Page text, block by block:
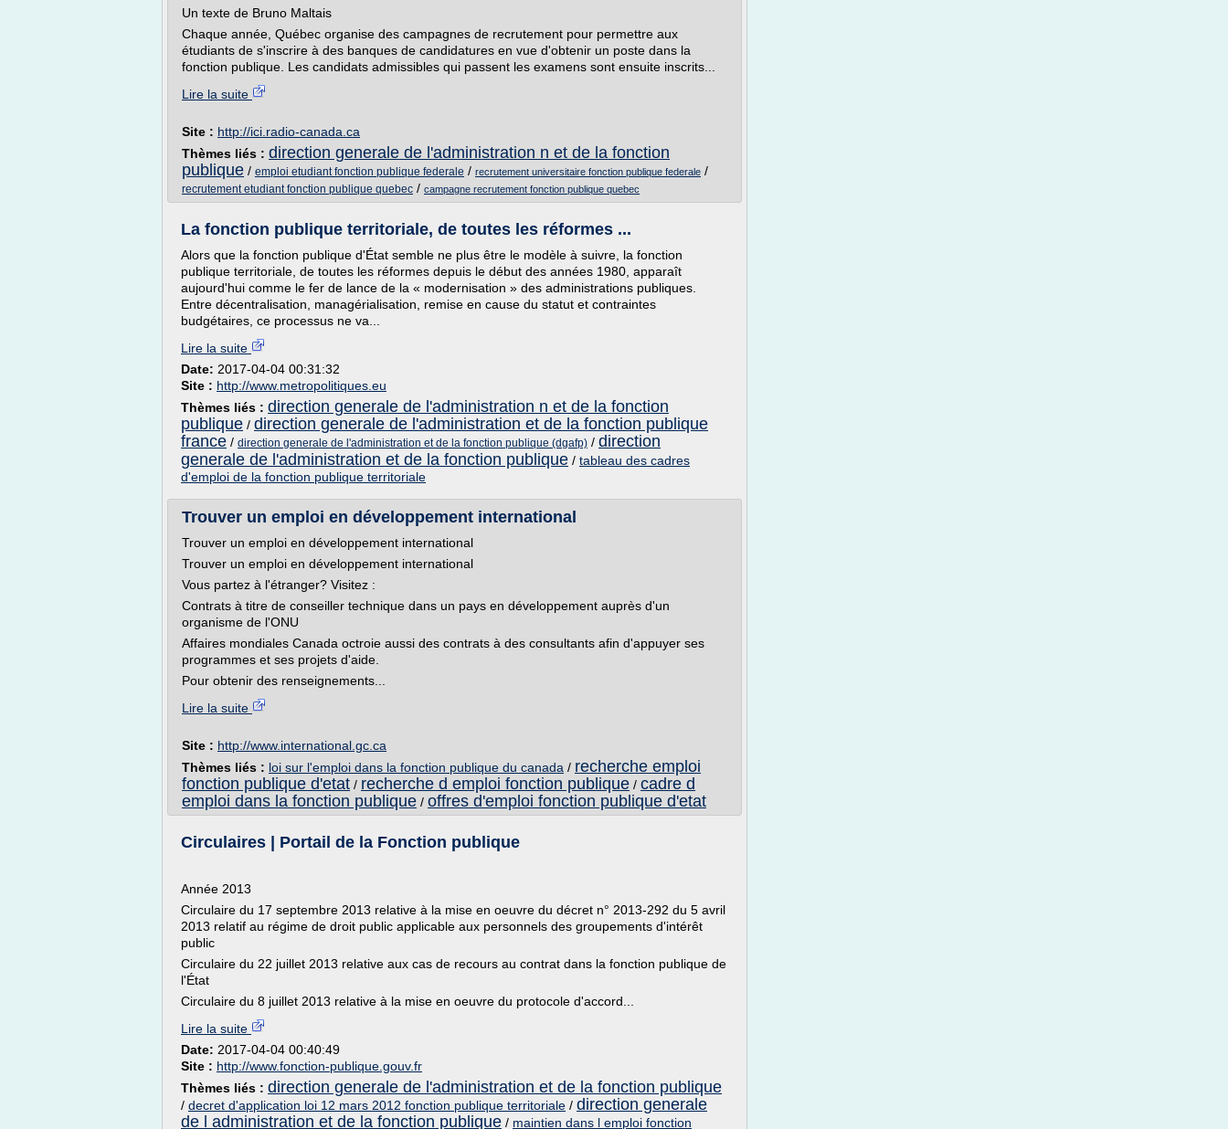
Un texte de Bruno Maltais
Chaque année, Québec organise des campagnes de recrutement pour permettre aux
étudiants de s'inscrire à des banques de candidatures en vue d'obtenir un poste dans la
fonction publique. Les candidats admissibles qui passent les examens sont ensuite inscrits...
Lire la suite
Site : http://ici.radio-canada.ca
Thèmes liés : direction generale de l'administration n et de la fonction
publique / emploi etudiant fonction publique federale / recrutement universitaire fonction publique federale /
recrutement etudiant fonction publique quebec / campagne recrutement fonction publique quebec
La fonction publique territoriale, de toutes les réformes ...
Alors que la fonction publique d'État semble ne plus être le modèle à suivre, la fonction
publique territoriale, de toutes les réformes depuis le début des années 1980, apparaît
aujourd'hui comme le fer de lance de la « modernisation » des administrations publiques.
Entre décentralisation, managérialisation, remise en cause du statut et contraintes
budgétaires, ce processus ne va...
Lire la suite
Date: 2017-04-04 00:31:32
Site : http://www.metropolitiques.eu
Thèmes liés : direction generale de l'administration n et de la fonction
publique / direction generale de l'administration et de la fonction publique
france / direction generale de l'administration et de la fonction publique (dgafp) / direction
generale de l'administration et de la fonction publique / tableau des cadres
d'emploi de la fonction publique territoriale
Trouver un emploi en développement international
Trouver un emploi en développement international
Trouver un emploi en développement international
Vous partez à l'étranger? Visitez :
Contrats à titre de conseiller technique dans un pays en développement auprès d'un
organisme de l'ONU
Affaires mondiales Canada octroie aussi des contrats à des consultants afin d'appuyer ses
programmes et ses projets d'aide.
Pour obtenir des renseignements...
Lire la suite
Site : http://www.international.gc.ca
Thèmes liés : loi sur l'emploi dans la fonction publique du canada / recherche emploi
fonction publique d'etat / recherche d emploi fonction publique / cadre d
emploi dans la fonction publique / offres d'emploi fonction publique d'etat
Circulaires | Portail de la Fonction publique
Année 2013
Circulaire du 17 septembre 2013 relative à la mise en oeuvre du décret n° 2013-292 du 5 avril
2013 relatif au régime de droit public applicable aux personnels des groupements d'intérêt
public
Circulaire du 22 juillet 2013 relative aux cas de recours au contrat dans la fonction publique de
l'État
Circulaire du 8 juillet 2013 relative à la mise en oeuvre du protocole d'accord...
Lire la suite
Date: 2017-04-04 00:40:49
Site : http://www.fonction-publique.gouv.fr
Thèmes liés : direction generale de l'administration et de la fonction publique
/ decret d'application loi 12 mars 2012 fonction publique territoriale / direction generale
de l administration et de la fonction publique / maintien dans l emploi fonction